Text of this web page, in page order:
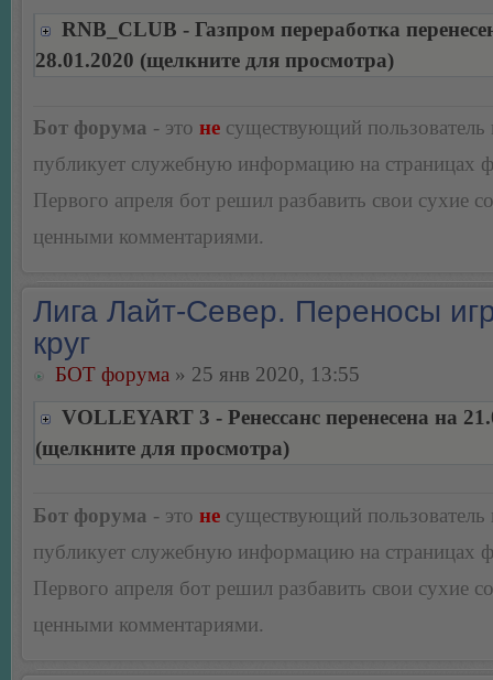
RNB_CLUB - Газпром переработка
28.01.2020 (щелкните для просмотра)
Бот форума - это не существующий пользователь
публикует служебную информацию на страницах
Первого апреля бот решил разбавить свои сухие
ценными комментариями.
Лига Лайт-Север. Переносы
круг
БОТ форума » 25 янв 2020, 13:55
VOLLEYART 3 - Ренессанс перенесена на
(щелкните для просмотра)
Бот форума - это не существующий пользователь
публикует служебную информацию на страницах
Первого апреля бот решил разбавить свои сухие
ценными комментариями.